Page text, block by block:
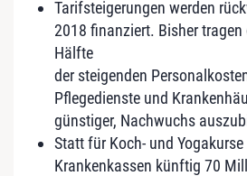
Tarifsteigerungen werden
2018 finanziert. Bisher
Hälfte
der steigenden
Pflegedienste und
günstiger, Nachwuchs
Statt für Koch- und
Krankenkassen künftig 70